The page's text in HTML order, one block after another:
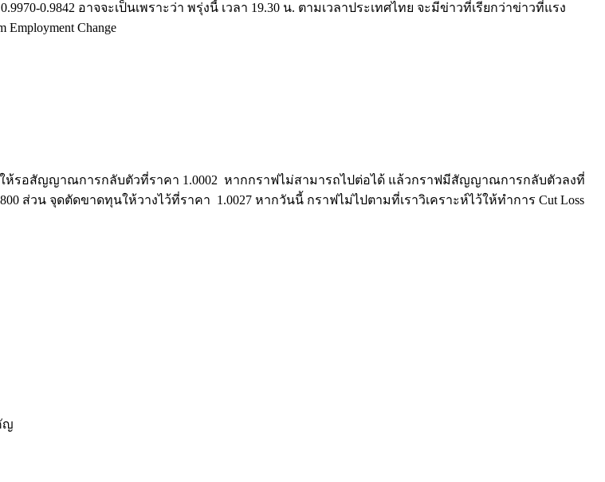
0.9842 อาจจะเป็นเพราะว่า พรุ่งนี้ เวลา 19.30 น. ตามเวลาประเทศไทย จะมีข่าวที่เรียกว่าข่าวที่แรง
Change
ให้รอสัญญาณการกลับตัวที่ราคา 1.0002 หากกราฟไม่สามารถไปต่อได้ แล้วกราฟมีสัญญาณการกลับตัวลงที่
ส่วน จุดตัดขาดทุนให้วางไว้ที่ราคา 1.0027 หากวันนี้ กราฟไม่ไปตามที่เราวิเคราะห์ไว้ให้ทำการ Cut Loss
ญ